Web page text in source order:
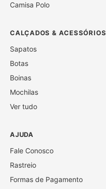
Camisa Polo
CALÇADOS & ACESSÓRIOS
Sapatos
Botas
Boinas
Mochilas
Ver tudo
AJUDA
Fale Conosco
Rastreio
Formas de Pagamento